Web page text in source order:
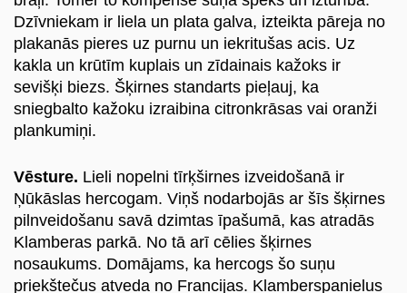
Породы кошек
О нас
Войти
Dzīvniekam ir liela un plata galva, izteikta pāreja no
plakanās pieres uz purnu un iekritušas acis. Uz
kakla un krūtīm kuplais un zīdainais kažoks ir
sevišķi biezs. Šķirnes standarts pieļauj, ka
sniegbalto kažoku izraibina citronkrāsas vai oranži
plankumiņi.
Vēsture. Lieli nopelni tīrķširnes izveidošanā ir
Ņūkāslas hercogam. Viņš nodarbojās ar šīs šķirnes
pilnveidošanu savā dzimtas īpašumā, kas atradās
Klamberas parkā. No tā arī cēlies šķirnes
nosaukums. Domājams, ka hercogs šo suņu
priekštečus atveda no Francijas. Klamberspanielus